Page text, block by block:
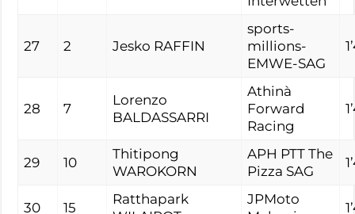
27 2 Jesko RAFFIN
sports-
millions-
EMWE-SAG
28 7
Lorenzo
BALDASSARRI
Athinà
Forward
Racing
29 10
Thitipong
WAROKORN
APH PTT The
Pizza SAG
30 15
Ratthapark
JPMoto